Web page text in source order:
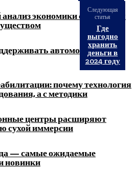
экономики становится
автомобиль в
почему технология
а с методики
центры расширяют
сухой иммерсии
— самые ожидаемые
новинки
Следующая
статья
Где
выгодно
хранить
деньги в
2024 году